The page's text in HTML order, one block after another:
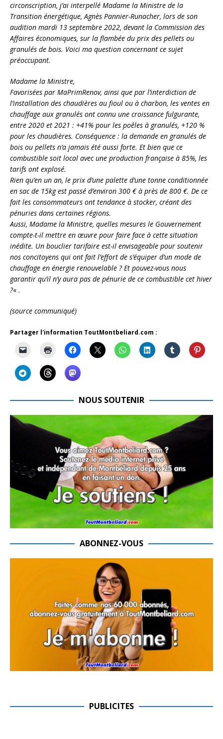
circonscription, j’ai interpellé Madame la Ministre de la
Transition énergétique, Agnès Pannier-Runacher, lors de son
audition mardi 13 septembre 2022, devant la Commission des
Affaires économiques, sur la flambée du prix des pellets ou
granulés de bois. Voici ma question concernant ce sujet
préoccupant.
Madame la Ministre,
Favorisées par MaPrimRenov, ainsi que par l’interdiction de
l’installation des chaudières au fioul ou à charbon, les ventes en
chauffage aux granulés ont connu une croissance fulgurante,
entre 2020 et 2021 : +41% pour les poêles à granulés, +120 %
pour les chaudières. Conséquence : la demande en granulés de
bois ou pellets n’a jamais été aussi forte. Et bien que ce
combustible soit local avec une production française à 85%, les
tarifs ont explosé.
Rien qu’en un an, le prix d’une palette d’une tonne conditionnée
en sac de 15kg est passé d’environ 300 € à près de 800 €. De ce
fait les consommateurs ont tendance à stocker, créant des
pénuries dans certaines régions.
Aussi, Madame la Ministre, quelles mesures le Gouvernement
compte-t-il mettre en œuvre pour faire face à cette situation
inédite. Un bouclier tarifaire est-il envisageable pour soutenir
nos concitoyens qui ont fait l’effort de s’équiper d’un mode de
chauffage en énergie renouvelable ? Et pouvez-vous nous
garantir qu’il n’y aura pas de pénurie de ce combustible cet hiver
?« .
(source communiqué)
Partager l'information ToutMontbeliard.com :
NOUS SOUTENIR
ABONNEZ-VOUS
PUBLICITES